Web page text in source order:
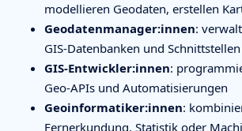
modellieren Geodaten, erstellen
Geodatenmanager:innen:
GIS-Datenbanken und Schnittstellen
GIS-Entwickler:innen:
Geo-APIs und Automatisierungen
Geoinformatiker:innen:
Fernerkundung, Statistik oder